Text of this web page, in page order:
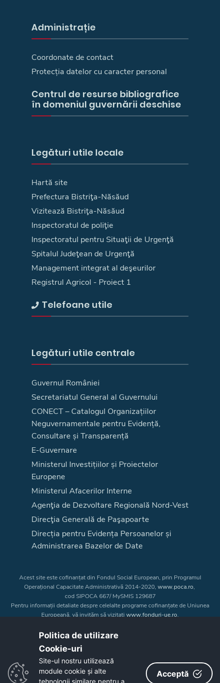
Administrație
Coordonate de contact
Protecția datelor cu caracter personal
Centrul de resurse bibliografice
în domeniul guvernării deschise
Legături utile locale
Hartă site
Prefectura Bistriţa-Năsăud
Vizitează Bistriţa-Năsăud
Inspectoratul de poliţie
Inspectoratul pentru Situaţii de Urgenţă
Spitalul Judeţean de Urgenţă
Management integrat al deşeurilor
Registrul Agricol - Proiect 1
Telefoane utile
Legături utile centrale
Guvernul României
Secretariatul General al Guvernului
CONECT – Catalogul Organizațiilor
Neguvernamentale pentru Evidență,
Consultare și Transparență
E-Guvernare
Ministerul Investițiilor și Proiectelor
Europene
Ministerul Afacerilor Interne
Agenţia de Dezvoltare Regională Nord-Vest
Direcţia Generală de Paşapoarte
Direcția pentru Evidența Persoanelor și
Administrarea Bazelor de Date
Acest site este cofinanțat din Fondul Social European, prin Programul
Operațional Capacitate Administrativă 2014-2020, www.poca.ro,
cod SIPOCA 667/ MySMIS 129687
Pentru informații detaliate despre celelalte programe cofinanțate de Uniunea
Europeană, vă invităm să vizitați www.fonduri-ue.ro.
a Uniunii Europene. Întreaga responsabilitate asupra
Copyright © 2026 - Consiliul Judeţean Bistrița-Năsăud
Politica de utilizare
Cookie-uri‎
Site-ul nostru utilizează
module cookie și alte
tehnologii similare pentru a
Acceptă